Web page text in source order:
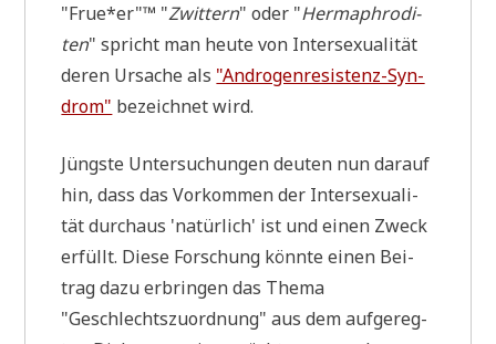
"Frue*er"™ "Zwit­tern" oder "Herm­aphro­di­
ten" spricht man heu­te von Inter­se­xua­li­tät
deren Ursa­che als "Andro­gen­re­si­stenz-Syn­
drom" bezeich­net wird.
Jüng­ste Unter­su­chun­gen deu­ten nun dar­auf
hin, dass das Vor­kom­men der Inter­se­xua­li­
tät durch­aus 'natür­lich' ist und einen Zweck
erfüllt. Die­se For­schung könn­te einen Bei­
trag dazu erbrin­gen das The­ma
"Geschlechts­zu­ord­nung" aus dem auf­ge­reg­